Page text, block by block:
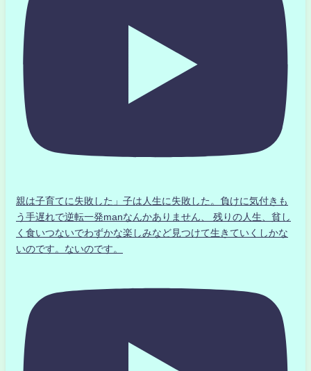
親は子育てに失敗した」子は人生に失敗した。負けに気付きも
う手遅れで逆転一発manなんかありません、 残りの人生、貧し
く食いつないでわずかな楽しみなど見つけて生きていくしかな
いのです。ないのです。